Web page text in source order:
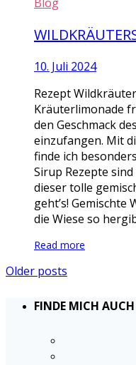
10. Juli 2024
Rezept
Kräuterlimonade
den Geschmack
einzufangen. Mit
finde ich
Sirup Rezepte
dieser tolle
geht’s! Gemischte
die Wiese so
Read more
Older posts
FINDE MICH